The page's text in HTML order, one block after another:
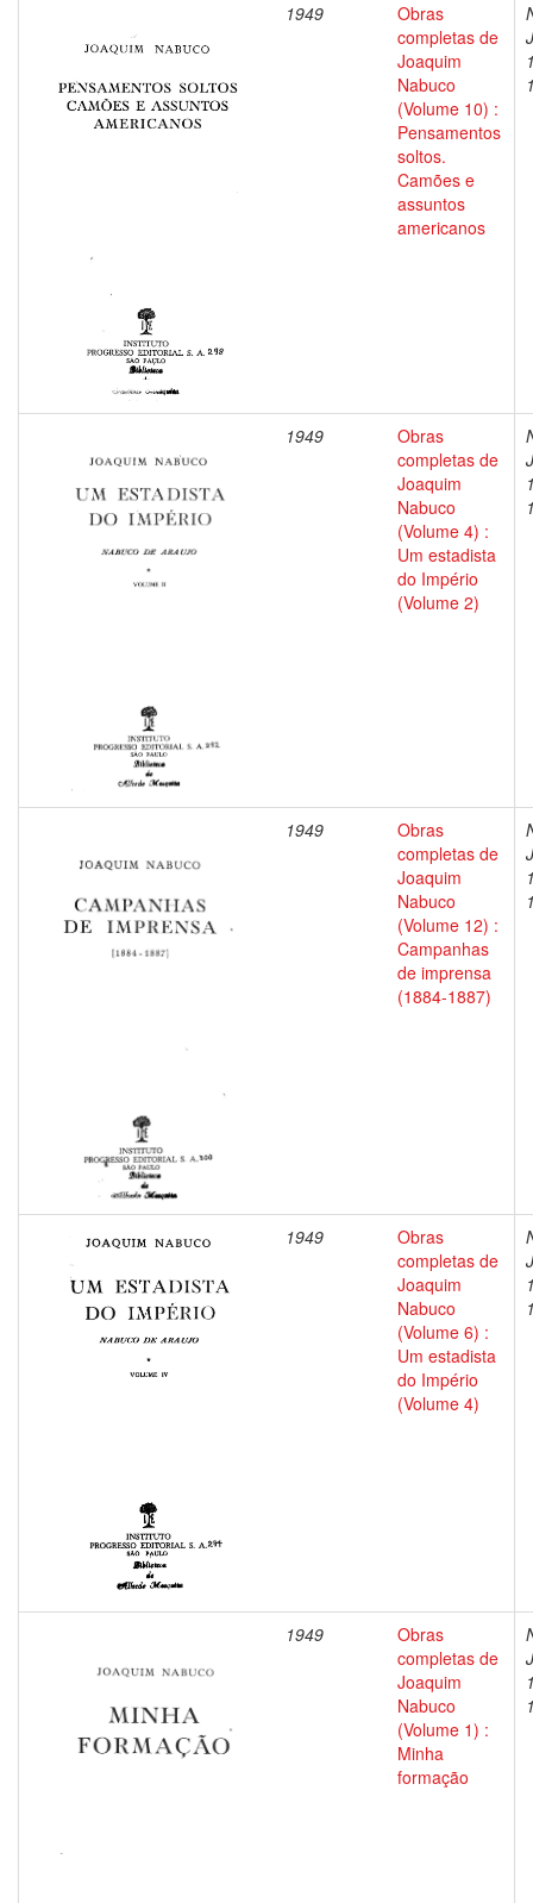
1949
Obras
completas de
Joaquim
Nabuco
(Volume 10) :
Pensamentos
soltos.
Camões e
assuntos
americanos
1949
Obras
completas de
Joaquim
Nabuco
(Volume 4) :
Um estadista
do Império
(Volume 2)
1949
Obras
completas de
Joaquim
Nabuco
(Volume 12) :
Campanhas
de imprensa
(1884-1887)
1949
Obras
completas de
Joaquim
Nabuco
(Volume 6) :
Um estadista
do Império
(Volume 4)
1949
Obras
completas de
Joaquim
Nabuco
(Volume 1) :
Minha
formação